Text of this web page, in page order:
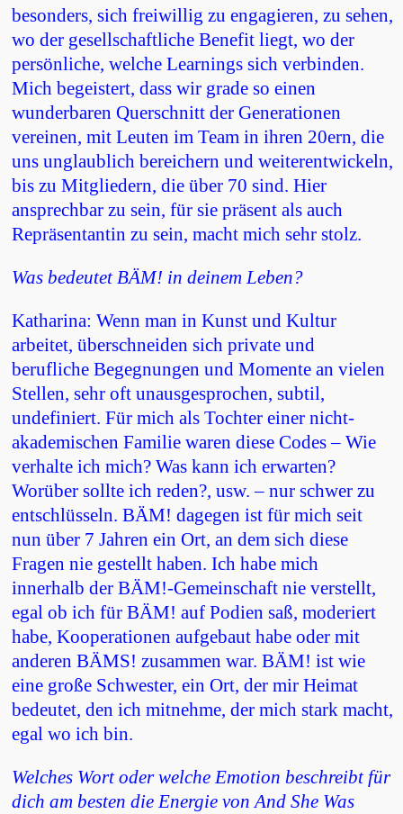
besonders, sich freiwillig zu engagieren, zu sehen,
wo der gesellschaftliche Benefit liegt, wo der
persönliche, welche Learnings sich verbinden.
Mich begeistert, dass wir grade so einen
wunderbaren Querschnitt der Generationen
vereinen, mit Leuten im Team in ihren 20ern, die
uns unglaublich bereichern und weiterentwickeln,
bis zu Mitgliedern, die über 70 sind. Hier
ansprechbar zu sein, für sie präsent als auch
Repräsentantin zu sein, macht mich sehr stolz.
Was bedeutet BÄM! in deinem Leben?
Katharina: Wenn man in Kunst und Kultur
arbeitet, überschneiden sich private und
berufliche Begegnungen und Momente an vielen
Stellen, sehr oft unausgesprochen, subtil,
undefiniert. Für mich als Tochter einer nicht-
akademischen Familie waren diese Codes – Wie
verhalte ich mich? Was kann ich erwarten?
Worüber sollte ich reden?, usw. – nur schwer zu
entschlüsseln. BÄM! dagegen ist für mich seit
nun über 7 Jahren ein Ort, an dem sich diese
Fragen nie gestellt haben. Ich habe mich
innerhalb der BÄM!-Gemeinschaft nie verstellt,
egal ob ich für BÄM! auf Podien saß, moderiert
habe, Kooperationen aufgebaut habe oder mit
anderen BÄMS! zusammen war. BÄM! ist wie
eine große Schwester, ein Ort, der mir Heimat
bedeutet, den ich mitnehme, der mich stark macht,
egal wo ich bin.
Welches Wort oder welche Emotion beschreibt für
dich am besten die Energie von And She Was